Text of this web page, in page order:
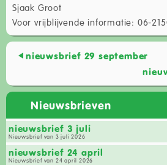
Sjaak Groot
Voor vrijblijvende informatie: 06-
nieuwsbrief 29 september
Nieuwsbrieven
nieuwsbrief 3 juli
Nieuwsbrief van 3 juli 2026
nieuwsbrief 24 april
Nieuwsbrief van 24 april 2026